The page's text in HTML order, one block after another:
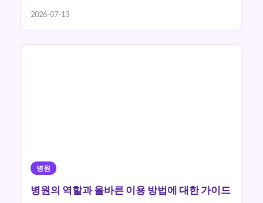
2026-07-13
병원
병원의 역할과 올바른 이용 방법에 대한 가이드